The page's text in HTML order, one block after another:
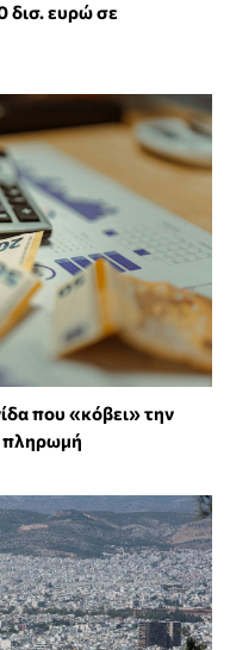
δισ. ευρώ σε
που «κόβει» την
πληρωμή